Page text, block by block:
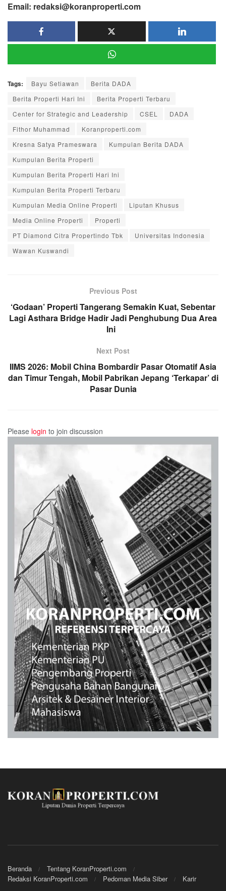
Email: redaksi@koranproperti.com
Tags: Bayu Setiawan
Berita DADA
Berita Properti Hari Ini
Berita Properti Terbaru
Center for Strategic and Leadership
CSEL
DADA
Fithor Muhammad
Koranproperti.com
Kresna Satya Prameswara
Kumpulan Berita DADA
Kumpulan Berita Properti
Kumpulan Berita Properti Hari Ini
Kumpulan Berita Properti Terbaru
Kumpulan Media Online Properti
Liputan Khusus
Media Online Properti
Properti
PT Diamond Citra Propertindo Tbk
Universitas Indonesia
Wawan Kuswandi
Previous Post
‘Godaan’ Properti Tangerang Semakin Kuat, Sebentar
Lagi Asthara Bridge Hadir Jadi Penghubung Dua Area
Ini
Next Post
IIMS 2026: Mobil China Bombardir Pasar Otomatif Asia
dan Timur Tengah, Mobil Pabrikan Jepang ‘Terkapar’ di
Pasar Dunia
Please login to join discussion
Beranda
Tentang KoranProperti.com
Redaksi KoranProperti.com
Pedoman Media Siber Karir